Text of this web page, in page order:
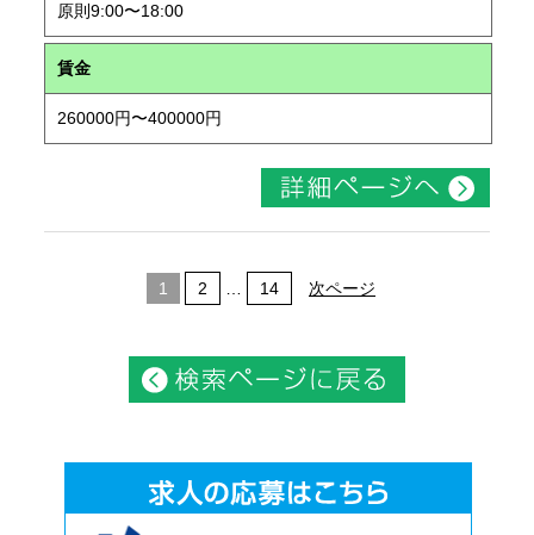
原則9:00〜18:00
賃金
260000円〜400000円
1 2 14 次ページ